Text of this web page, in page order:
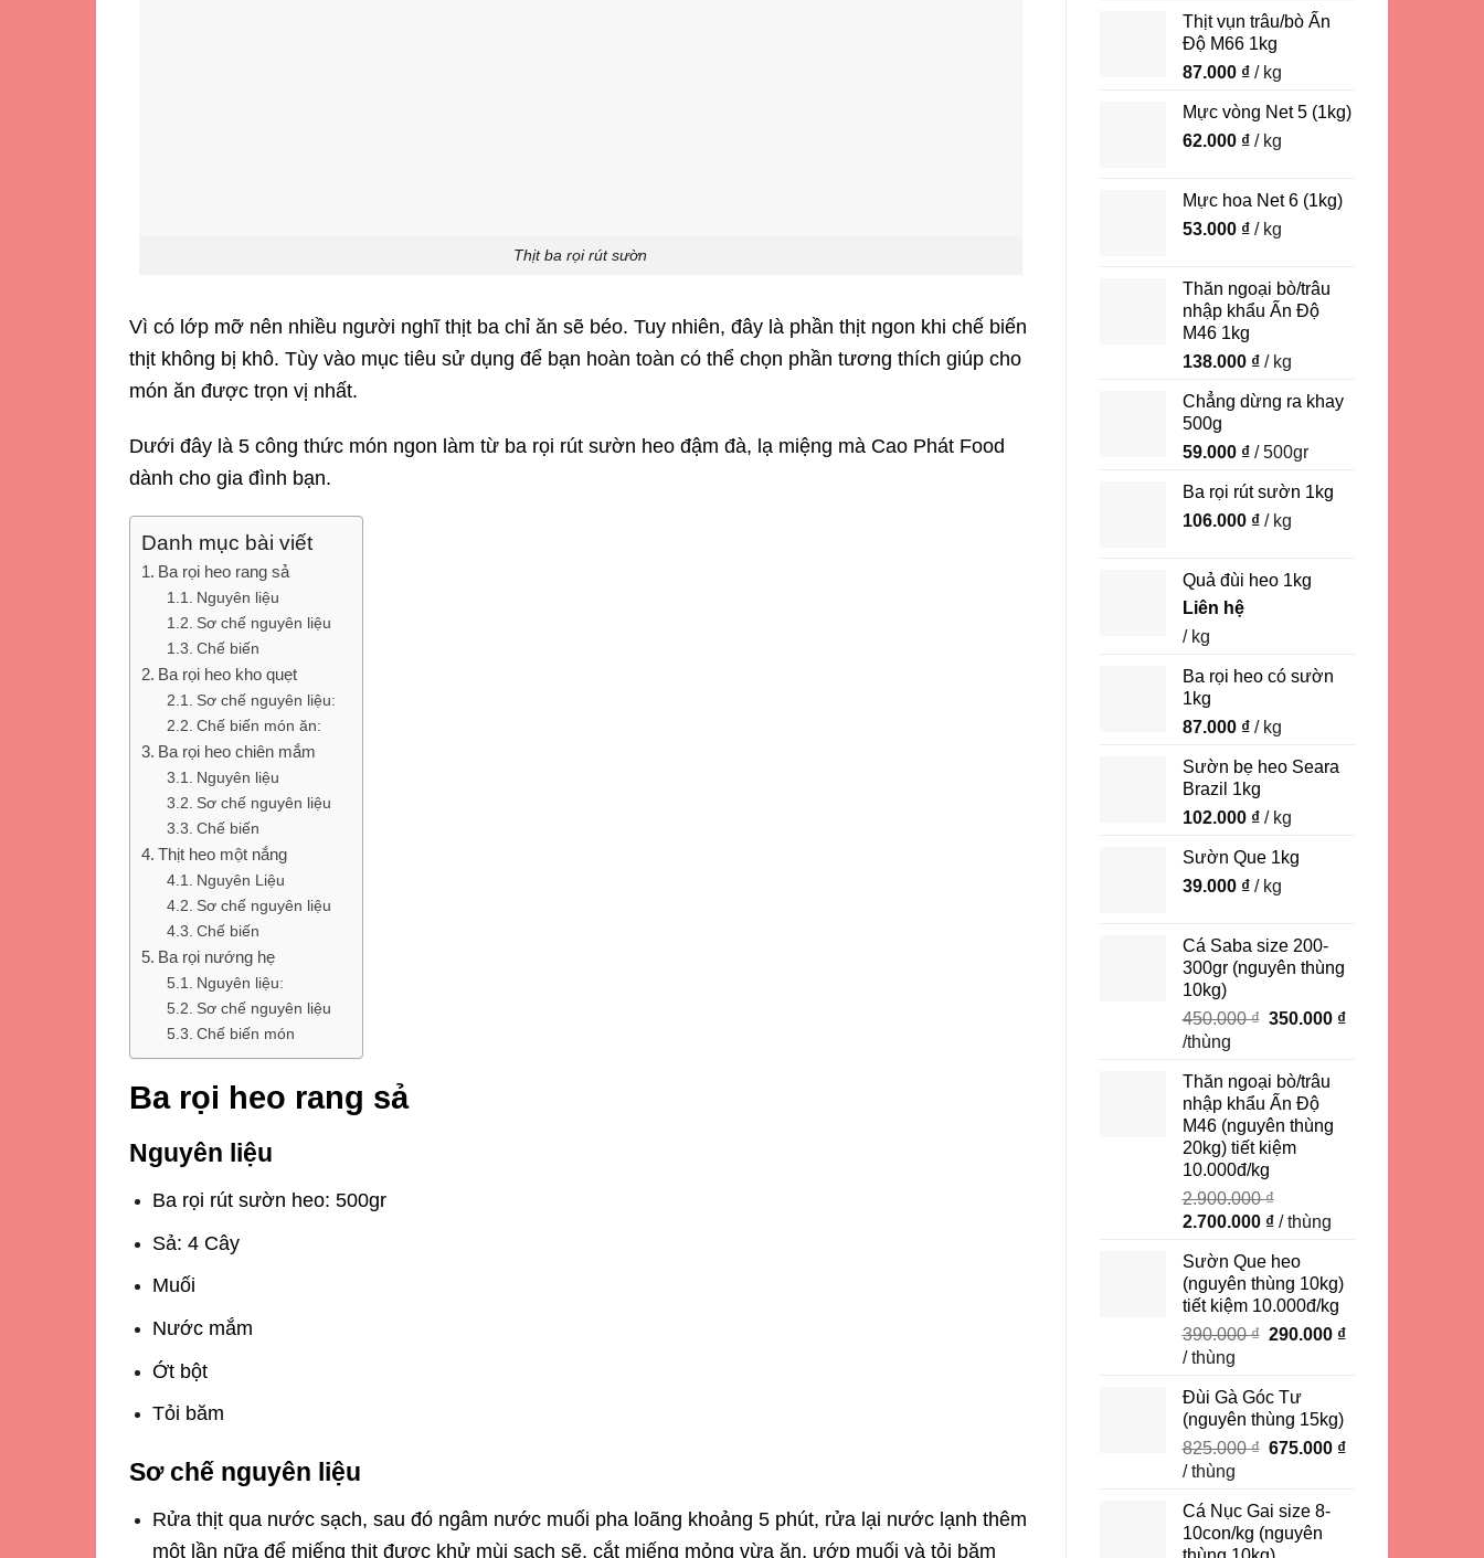
Thịt ba rọi rút sườn
Vì có lớp mỡ nên nhiều người nghĩ thịt ba chỉ ăn sẽ béo. Tuy nhiên, đây là phần thịt ngon khi chế biến
thịt không bị khô. Tùy vào mục tiêu sử dụng để bạn hoàn toàn có thể chọn phần tương thích giúp cho
món ăn được trọn vị nhất.
Dưới đây là 5 công thức món ngon làm từ ba rọi rút sườn heo đậm đà, lạ miệng mà Cao Phát Food
dành cho gia đình bạn.
Danh mục bài viết
Ba rọi heo rang sả
Nguyên liệu
Sơ chế nguyên liệu
Chế biến
Ba rọi heo kho quẹt
Sơ chế nguyên liệu:
Chế biến món ăn:
Ba rọi heo chiên mắm
Nguyên liệu
Sơ chế nguyên liệu
Chế biến
Thịt heo một nắng
Nguyên Liệu
Sơ chế nguyên liệu
Chế biến
Ba rọi nướng hẹ
Nguyên liệu:
Sơ chế nguyên liệu
Chế biến món
Ba rọi heo rang sả
Nguyên liệu
Ba rọi rút sườn heo: 500gr
Sả: 4 Cây
Muối
Nước mắm
Ớt bột
Tỏi băm
Sơ chế nguyên liệu
Rửa thịt qua nước sạch, sau đó ngâm nước muối pha loãng khoảng 5 phút, rửa lại nước lạnh thêm
một lần nữa để miếng thịt được khử mùi sạch sẽ, cắt miếng mỏng vừa ăn, ướp muối và tỏi băm
Thịt vụn trâu/bò Ấn
Độ M66 1kg
87.000 ₫/ kg
Mực vòng Net 5 (1kg)
62.000 ₫/ kg
Mực hoa Net 6 (1kg)
53.000 ₫/ kg
Thăn ngoại bò/trâu
nhập khẩu Ấn Độ
M46 1kg
138.000 ₫/ kg
Chẳng dừng ra khay
500g
59.000 ₫/ 500gr
Ba rọi rút sườn 1kg
106.000 ₫/ kg
Quả đùi heo 1kg
Liên hệ
/ kg
Ba rọi heo có sườn
1kg
87.000 ₫/ kg
Sườn bẹ heo Seara
Brazil 1kg
102.000 ₫/ kg
Sườn Que 1kg
39.000 ₫/ kg
Cá Saba size 200-
300gr (nguyên thùng
10kg)
450.000₫ Giá
450.000 ₫.
350.000 ₫Giá
/thùng
Thăn ngoại bò/trâu
nhập khẩu Ấn Độ
M46 (nguyên thùng
20kg) tiết kiệm
10.000đ/kg
2.900.000₫
Giá
là:
2.900.000 ₫.
2.700.000 ₫Giá
tại
là:
2.700.000 ₫.
/ thùng
Sườn Que heo
(nguyên thùng 10kg)
tiết kiệm 10.000đ/kg
390.000₫ Giá
390.000 ₫.
290.000 ₫Giá
/ thùng
Đùi Gà Góc Tư
(nguyên thùng 15kg)
825.000₫ Giá
825.000 ₫.
675.000 ₫Giá
/ thùng
Cá Nục Gai size 8-
10con/kg (nguyên